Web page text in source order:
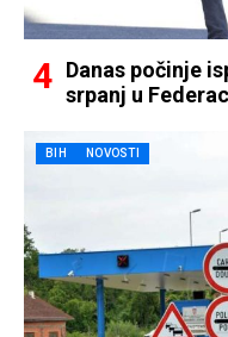
Danas počinje
srpanj u
BIH NOVOSTI